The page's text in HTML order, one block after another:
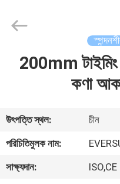
বাড়ি
VR
প্রদর্শন
Reserved.200mm টাইমিং
কণা
উৎপত্তি স্থল:
চীন
পরিচিতিমুলক নাম:
সাক্ষ্যদান:
ISO,CE